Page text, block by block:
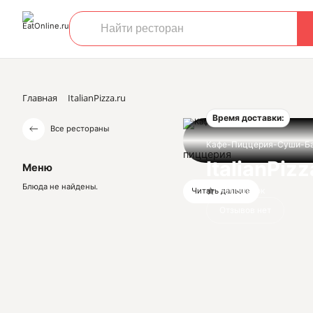
Главная ItalianPizza.ru
Все рестораны
Меню
Блюда не найдены.
Время доставки:
Кафе-Пиццерия-Суши-
Нет оценок
пиццерия
Читать дальше